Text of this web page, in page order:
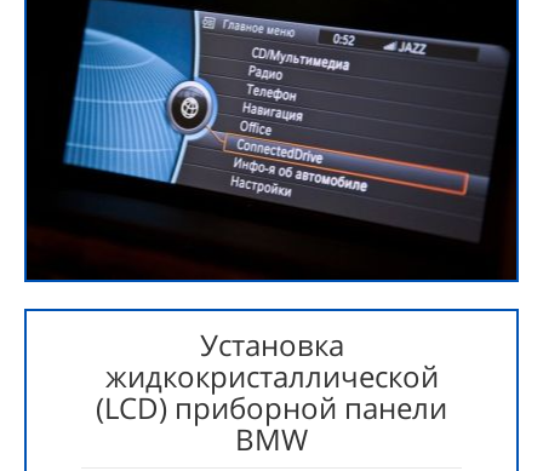
Установка
жидкокристаллической
(LCD) приборной панели
BMW